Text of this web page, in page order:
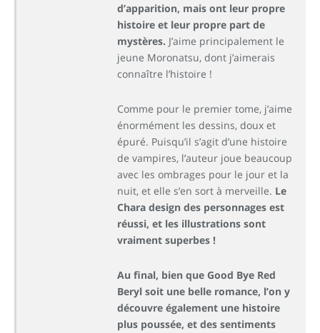
d’apparition, mais ont leur propre
histoire et leur propre part de
mystères. J’aime principalement le
jeune Moronatsu, dont j’aimerais
connaître l’histoire !
Comme pour le premier tome, j’aime
énormément les dessins, doux et
épuré. Puisqu’il s’agit d’une histoire
de vampires, l’auteur joue beaucoup
avec les ombrages pour le jour et la
nuit, et elle s’en sort à merveille. Le
Chara design des personnages est
réussi, et les illustrations sont
vraiment superbes !
Au final, bien que Good Bye Red
Beryl soit une belle romance, l’on y
découvre également une histoire
plus poussée, et des sentiments